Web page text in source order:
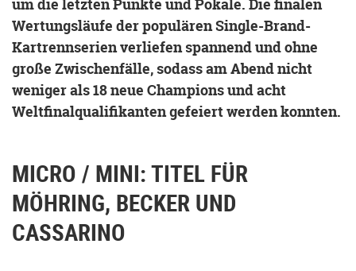
um die letzten Punkte und Pokale. Die finalen
Wertungsläufe der populären Single-Brand-
Kartrennserien verliefen spannend und ohne
große Zwischenfälle, sodass am Abend nicht
weniger als 18 neue Champions und acht
Weltfinalqualifikanten gefeiert werden konnten.
MICRO / MINI: TITEL FÜR
MÖHRING, BECKER UND
CASSARINO